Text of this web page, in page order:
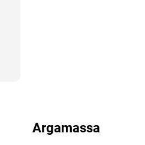
Argamassa